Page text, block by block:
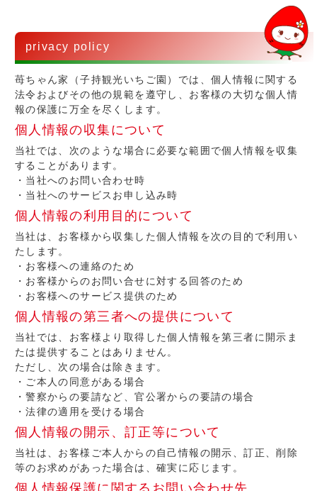
privacy policy
苺ちゃん家（子持観光いちご園）では、個人情報に関する
法令およびその他の規範を遵守し、お客様の大切な個人情
報の保護に万全を尽くします。
個人情報の収集について
当社では、次のような場合に必要な範囲で個人情報を収集
することがあります。
・当社へのお問い合わせ時
・当社へのサービスお申し込み時
個人情報の利用目的について
当社は、お客様から収集した個人情報を次の目的で利用い
たします。
・お客様への連絡のため
・お客様からのお問い合せに対する回答のため
・お客様へのサービス提供のため
個人情報の第三者への提供について
当社では、お客様より取得した個人情報を第三者に開示ま
たは提供することはありません。
ただし、次の場合は除きます。
・ご本人の同意がある場合
・警察からの要請など、官公署からの要請の場合
・法律の適用を受ける場合
個人情報の開示、訂正等について
当社は、お客様ご本人からの自己情報の開示、訂正、削除
等のお求めがあった場合は、確実に応じます。
個人情報保護に関するお問い合わせ先